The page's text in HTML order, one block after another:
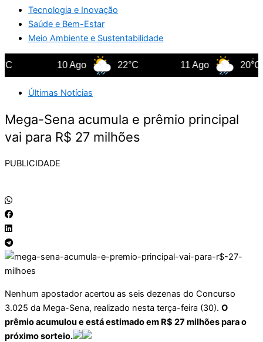
Tecnologia e Inovação
Saúde e Bem-Estar
Meio Ambiente e Sustentabilidade
10 Ago 22°C 11 Ago 20°C
Últimas Notícias
Mega-Sena acumula e prêmio principal
vai para R$ 27 milhões
PUBLICIDADE
Nenhum apostador acertou as seis dezenas do Concurso
3.025 da Mega-Sena, realizado nesta terça-feira (30). O
prêmio acumulou e está estimado em R$ 27 milhões para o
próximo sorteio.